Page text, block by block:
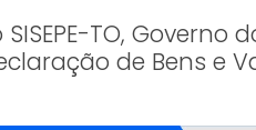
TO, Governo
de Bens e